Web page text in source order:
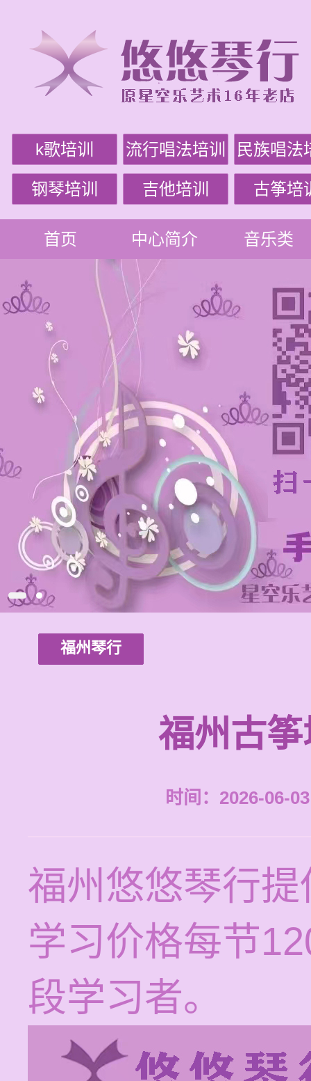
k歌培训 流行唱法培训 民族唱法
钢琴培训 吉他培训 古筝培
首页 中心简介 音乐类
福州琴行
福州古
时间：2026-06-
福州悠悠琴行
学习价格每节
段学习者。